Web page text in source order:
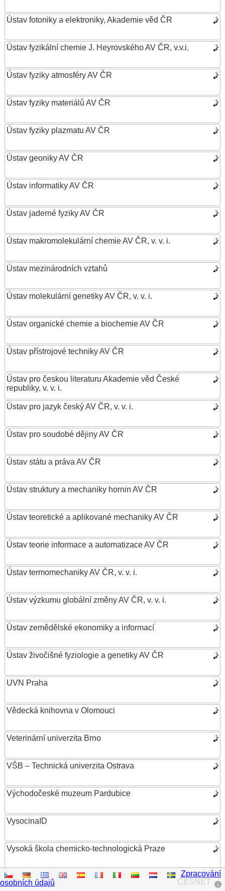
Ústav fotoniky a elektroniky, Akademie věd ČR
Ústav fyzikální chemie J. Heyrovského AV ČR, v.v.i.
Ústav fyziky atmosféry AV ČR
Ústav fyziky materiálů AV ČR
Ústav fyziky plazmatu AV ČR
Ústav geoniky AV ČR
Ústav informatiky AV ČR
Ústav jaderné fyziky AV ČR
Ústav makromolekulární chemie AV ČR, v. v. i.
Ústav mezinárodních vztahů
Ústav molekulární genetiky AV ČR, v. v. i.
Ústav organické chemie a biochemie AV ČR
Ústav přístrojové techniky AV ČR
Ústav pro českou literaturu Akademie věd České
republiky, v. v. i.
Ústav pro jazyk český AV ČR, v. v. i.
Ústav pro soudobé dějiny AV ČR
Ústav státu a práva AV ČR
Ústav struktury a mechaniky hornin AV ČR
Ústav teoretické a aplikované mechaniky AV ČR
Ústav teorie informace a automatizace AV ČR
Ústav termomechaniky AV ČR, v. v. i.
Ústav výzkumu globální změny AV ČR, v. v. i.
Ústav zemědělské ekonomiky a informací
Ústav živočišné fyziologie a genetiky AV ČR
UVN Praha
Vědecká knihovna v Olomouci
Veterinární univerzita Brno
VŠB – Technická univerzita Ostrava
Východočeské muzeum Pardubice
VysocinaID
Vysoká škola chemicko-technologická Praze
Vysoká škola ekonomická v Praze
CESNET
Zpracování
osobních údajů